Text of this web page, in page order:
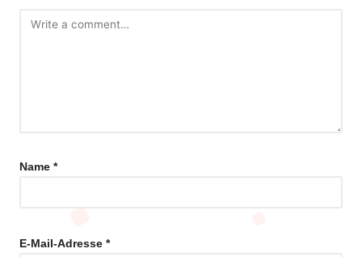
Name *
E-Mail-Adresse *